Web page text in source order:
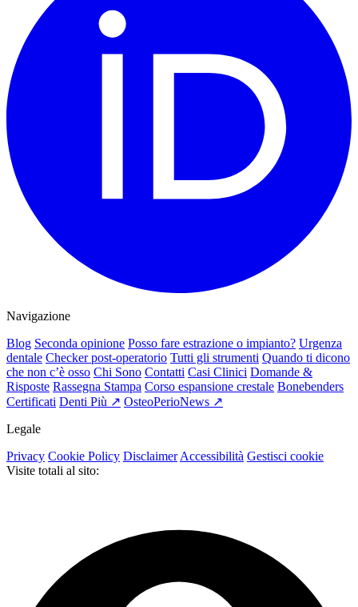
Navigazione
Blog Seconda opinione Posso fare estrazione o impianto? Urgenza
dentale Checker post-operatorio Tutti gli strumenti Quando ti dicono
che non c’è osso Chi Sono Contatti Casi Clinici Domande &
Risposte Rassegna Stampa Corso espansione crestale Bonebenders
Certificati Denti Più ↗ OsteoPerioNews ↗
Legale
Privacy Cookie Policy Disclaimer Accessibilità Gestisci cookie
Visite totali al sito: